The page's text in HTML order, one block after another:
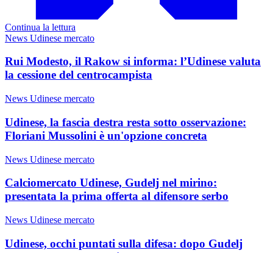
Continua la lettura
News Udinese mercato
Rui Modesto, il Rakow si informa: l’Udinese valuta
la cessione del centrocampista
News Udinese mercato
Udinese, la fascia destra resta sotto osservazione:
Floriani Mussolini è un'opzione concreta
News Udinese mercato
Calciomercato Udinese, Gudelj nel mirino:
presentata la prima offerta al difensore serbo
News Udinese mercato
Udinese, occhi puntati sulla difesa: dopo Gudelj